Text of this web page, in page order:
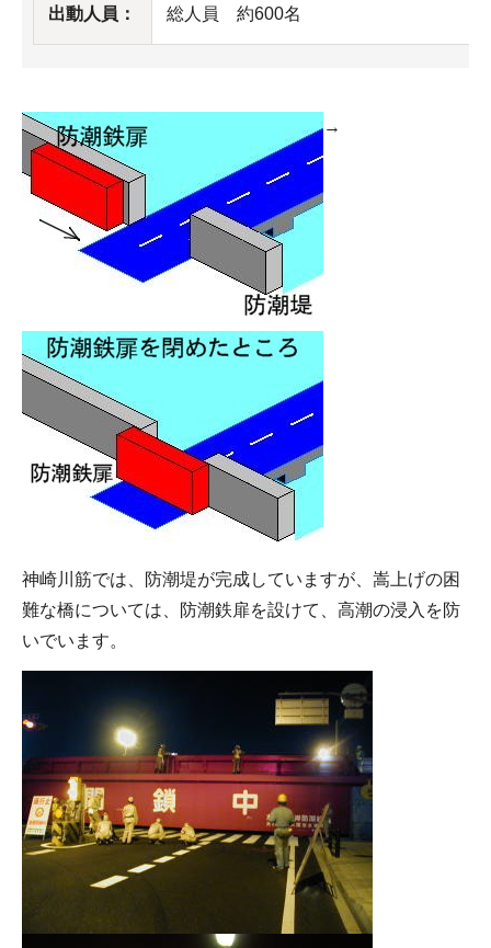
出動人員： 総人員 約600名
→
神崎川筋では、防潮堤が完成していますが、嵩上げの困
難な橋については、防潮鉄扉を設けて、高潮の浸入を防
いでいます。